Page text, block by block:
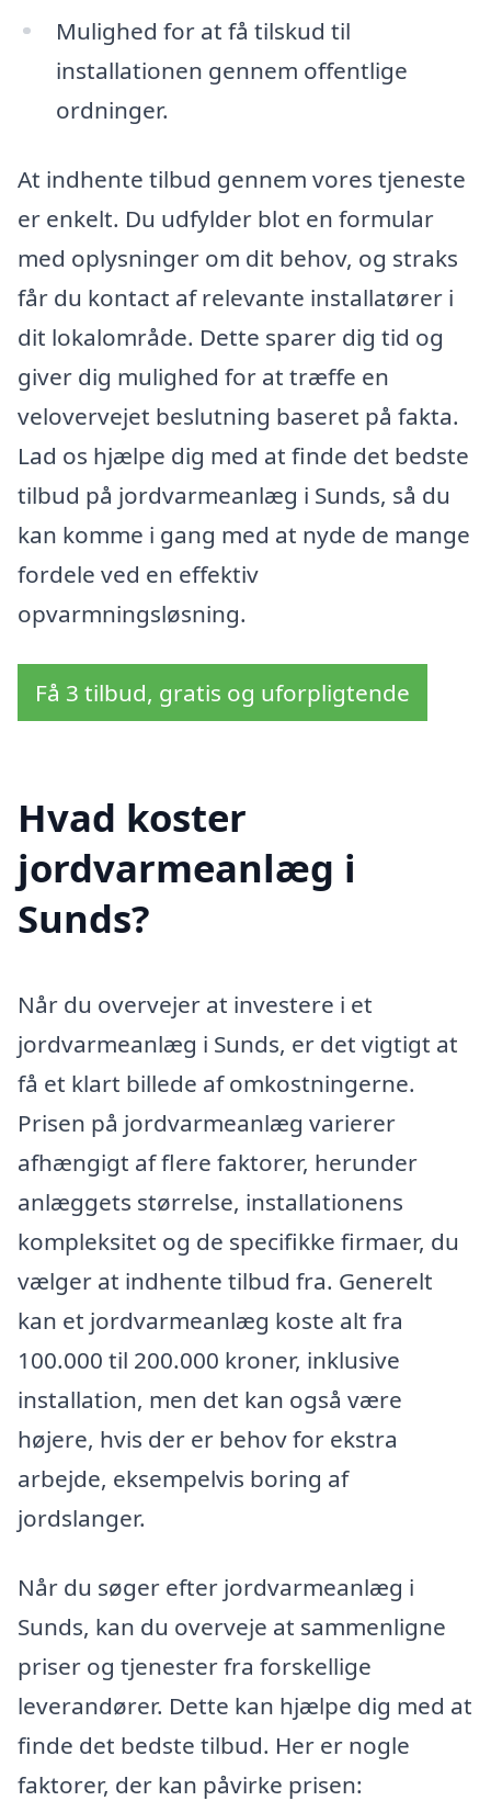
Mulighed for at få tilskud til
installationen gennem offentlige
ordninger.
At indhente tilbud gennem vores tjeneste
er enkelt. Du udfylder blot en formular
med oplysninger om dit behov, og straks
får du kontact af relevante installatører i
dit lokalområde. Dette sparer dig tid og
giver dig mulighed for at træffe en
velovervejet beslutning baseret på fakta.
Lad os hjælpe dig med at finde det bedste
tilbud på jordvarmeanlæg i Sunds, så du
kan komme i gang med at nyde de mange
fordele ved en effektiv
opvarmningsløsning.
Få 3 tilbud, gratis og uforpligtende
Hvad koster
jordvarmeanlæg i
Sunds?
Når du overvejer at investere i et
jordvarmeanlæg i Sunds, er det vigtigt at
få et klart billede af omkostningerne.
Prisen på jordvarmeanlæg varierer
afhængigt af flere faktorer, herunder
anlæggets størrelse, installationens
kompleksitet og de specifikke firmaer, du
vælger at indhente tilbud fra. Generelt
kan et jordvarmeanlæg koste alt fra
100.000 til 200.000 kroner, inklusive
installation, men det kan også være
højere, hvis der er behov for ekstra
arbejde, eksempelvis boring af
jordslanger.
Når du søger efter jordvarmeanlæg i
Sunds, kan du overveje at sammenligne
priser og tjenester fra forskellige
leverandører. Dette kan hjælpe dig med at
finde det bedste tilbud. Her er nogle
faktorer, der kan påvirke prisen: